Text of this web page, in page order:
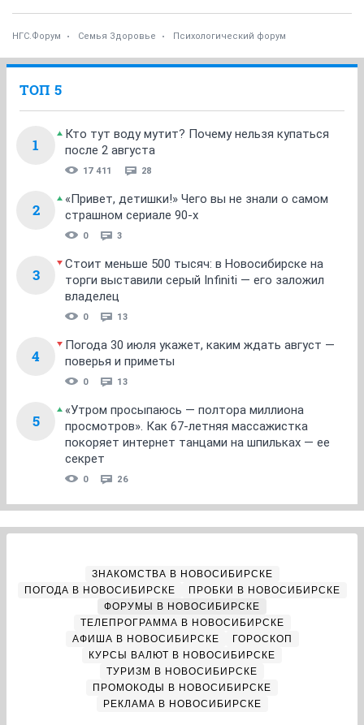
НГС.Форум Семья Здоровье Психологический форум
ТОП 5
1
Кто тут воду мутит? Почему нельзя купаться
после 2 августа
17 411 28
2
«Привет, детишки!» Чего вы не знали о самом
страшном сериале 90-х
0 3
3
Стоит меньше 500 тысяч: в Новосибирске на
торги выставили серый Infiniti — его заложил
владелец
0 13
4
Погода 30 июля укажет, каким ждать август —
поверья и приметы
0 13
5
«Утром просыпаюсь — полтора миллиона
просмотров». Как 67-летняя массажистка
покоряет интернет танцами на шпильках — ее
секрет
0 26
ЗНАКОМСТВА В НОВОСИБИРСКЕ
ПОГОДА В НОВОСИБИРСКЕ
ПРОБКИ В НОВОСИБИРСКЕ
ФОРУМЫ В НОВОСИБИРСКЕ
ТЕЛЕПРОГРАММА В НОВОСИБИРСКЕ
АФИША В НОВОСИБИРСКЕ
ГОРОСКОП
КУРСЫ ВАЛЮТ В НОВОСИБИРСКЕ
ТУРИЗМ В НОВОСИБИРСКЕ
ПРОМОКОДЫ В НОВОСИБИРСКЕ
РЕКЛАМА В НОВОСИБИРСКЕ